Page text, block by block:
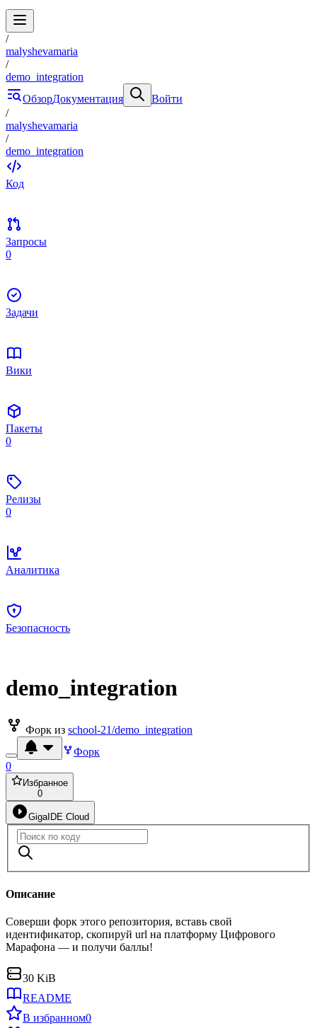
/
malyshevamaria
/
demo_integration
ОбзорДокументация
Войти
/
malyshevamaria
/
demo_integration
Код
Запросы
0
Задачи
Вики
Пакеты
0
Релизы
0
Аналитика
Безопасность
demo_integration
Форк из school-21/demo_integration
Форк
0
Избранное
0
GigaIDE Cloud
Описание
Соверши форк этого репозитория, вставь свой
идентификатор, скопируй url на платформу Цифрового
Марафона — и получи баллы!
30 KiB
README
В избранном0